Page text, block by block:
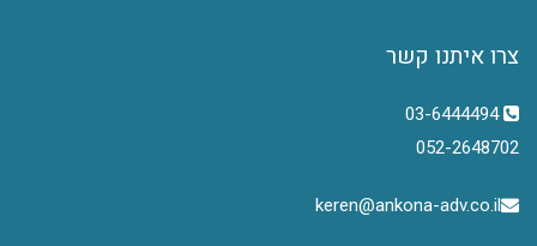
צרו איתנו קשר
03-6444494
052-2648702
keren@ankona-adv.co.il